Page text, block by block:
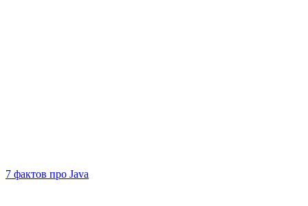
7 фактов про Java